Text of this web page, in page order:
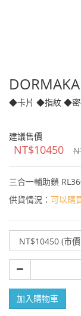
◆卡片 ◆指紋 ◆密
建議售價
NT$10450
三合一輔助鎖
供貨情況： 可以購
格
量
加入購物車